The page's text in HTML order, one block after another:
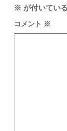
※ が付いてい
コメント ※